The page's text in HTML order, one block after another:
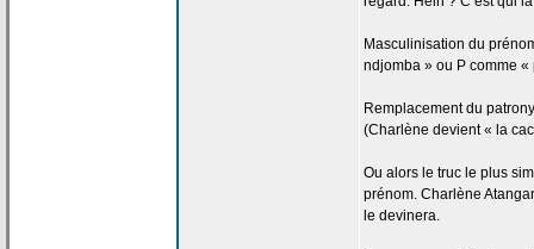
Masculinisation du
ndjomba » ou P comme
Remplacement du
(Charlène devient « la
Ou alors le truc le plus
prénom. Charlène
le devinera.